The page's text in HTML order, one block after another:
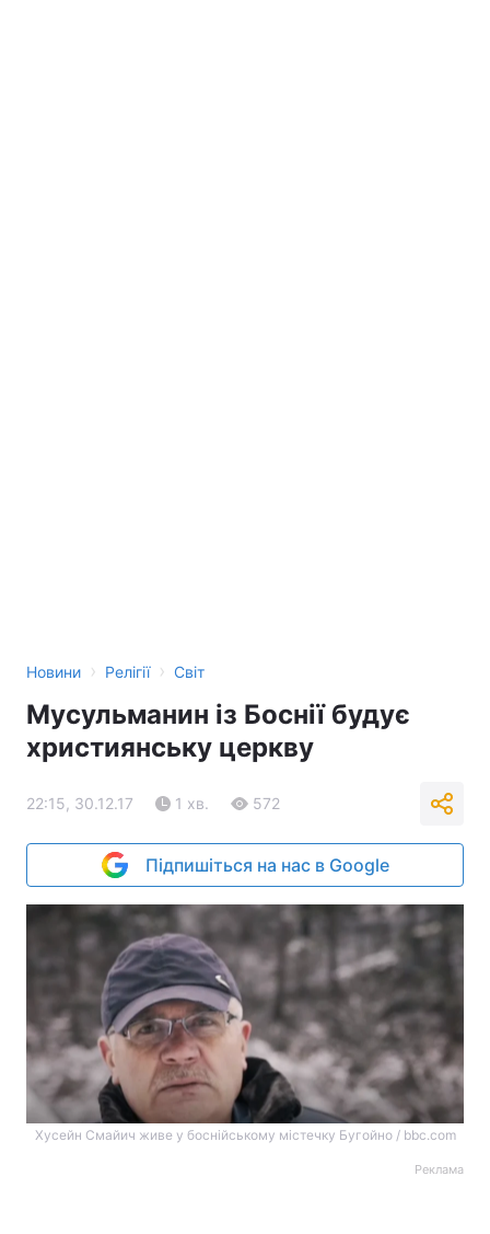
Новини › Релігії › Світ
Мусульманин із Боснії будує
християнську церкву
22:15, 30.12.17 1 хв. 572
Підпишіться на нас в Google
Хусейн Смайич живе у боснійському містечку Бугойно / bbc.com
Реклама